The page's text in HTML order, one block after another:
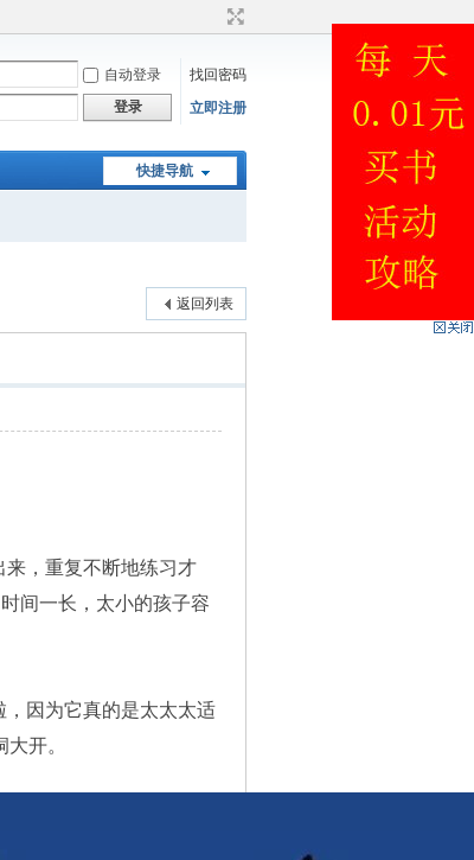
自动登录
找回密码
登录 立即注册
快捷导航
返回列表
，重复不断地练习才
间一长，太小的孩子容
因为它真的是太太太适
开。